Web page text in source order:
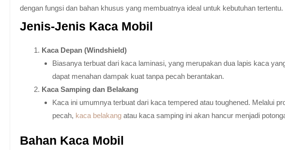
dengan fungsi dan bahan khusus yang membuatnya ideal untuk kebutuhan
Jenis-Jenis Kaca Mobil
Kaca Depan (Windshield)
Biasanya terbuat dari kaca laminasi, yang merupakan dua lapis kaca
dapat menahan dampak kuat tanpa pecah berantakan.
Kaca Samping dan Belakang
Kaca ini umumnya terbuat dari kaca tempered atau toughened. Melalui
pecah, kaca belakang atau kaca samping ini akan hancur menjadi
Bahan Kaca Mobil